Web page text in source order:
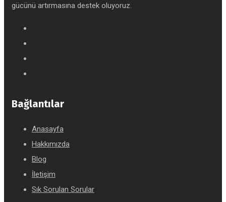
gücünü artırmasına destek oluyoruz.
Bağlantılar
Anasayfa
Hakkımızda
Blog
İletişim
Sık Sorulan Sorular